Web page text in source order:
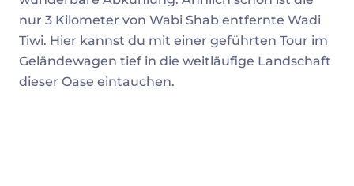
nur 3 Kilometer von Wabi Shab entfernte Wadi
Tiwi. Hier kannst du mit einer geführten Tour im
Geländewagen tief in die weitläufige Landschaft
dieser Oase eintauchen.